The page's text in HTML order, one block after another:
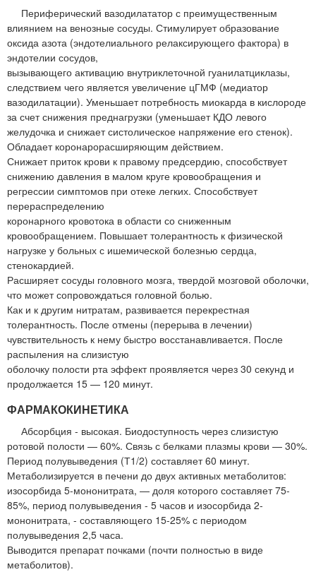
Периферический вазодилататор с преимущественным
влиянием на венозные сосуды. Стимулирует образование
оксида азота (эндотелиального релаксирующего фактора) в
эндотелии сосудов,
вызывающего активацию внутриклеточной гуанилатциклазы,
следствием чего является увеличение цГМФ (медиатор
вазодилатации). Уменьшает потребность миокарда в кислороде
за счет снижения преднагрузки (уменьшает КДО левого
желудочка и снижает систолическое напряжение его стенок).
Обладает коронарорасширяющим действием.
Снижает приток крови к правому предсердию, способствует
снижению давления в малом круге кровообращения и
регрессии симптомов при отеке легких. Способствует
перераспределению
коронарного кровотока в области со сниженным
кровообращением. Повышает толерантность к физической
нагрузке у больных с ишемической болезнью сердца,
стенокардией.
Расширяет сосуды головного мозга, твердой мозговой оболочки,
что может сопровождаться головной болью.
Как и к другим нитратам, развивается перекрестная
толерантность. После отмены (перерыва в лечении)
чувствительность к нему быстро восстанавливается. После
распыления на слизистую
оболочку полости рта эффект проявляется через 30 секунд и
продолжается 15 — 120 минут.
ФАРМАКОКИНЕТИКА
Абсорбция - высокая. Биодоступность через слизистую
ротовой полости — 60%. Связь с белками плазмы крови — 30%.
Период полувыведения (Т1/2) составляет 60 минут.
Метаболизируется в печени до двух активных метаболитов:
изосорбида 5-мононитрата, — доля которого составляет 75-
85%, период полувыведения - 5 часов и изосорбида 2-
мононитрата, - составляющего 15-25% с периодом
полувыведения 2,5 часа.
Выводится препарат почками (почти полностью в виде
метаболитов).